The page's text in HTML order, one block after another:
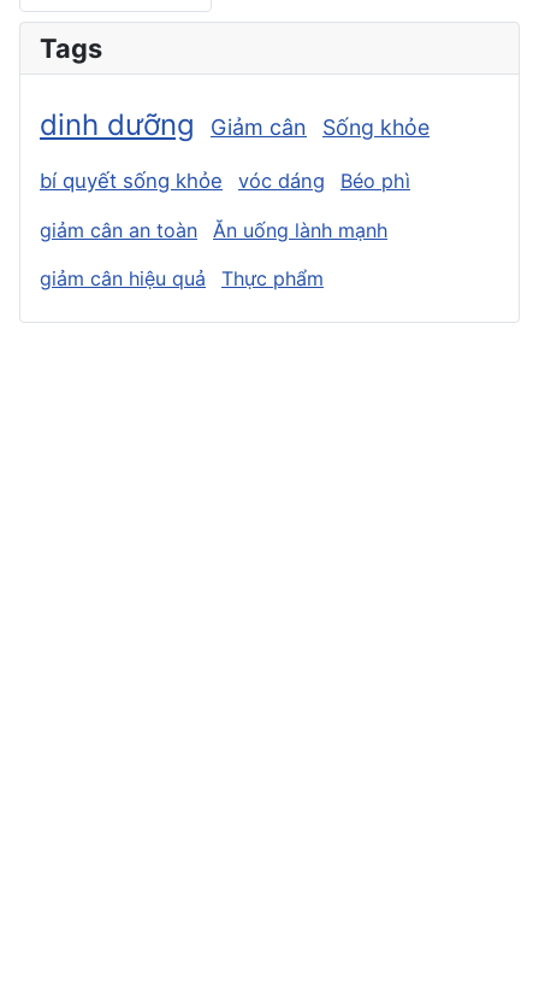
Tags
dinh dưỡng Giảm cân Sống khỏe
bí quyết sống khỏe vóc dáng Béo phì
giảm cân an toàn
Ăn uống lành mạnh
giảm cân hiệu quả
Thực phẩm